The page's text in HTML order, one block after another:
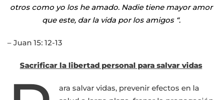
otros como yo los he amado. Nadie tiene mayor amor
que este, dar la vida por los amigos “.
– Juan 15: 12-13
Sacrificar la libertad personal para salvar vidas
ara salvar vidas, prevenir efectos en la